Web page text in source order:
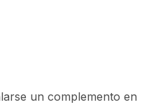
un complemento en